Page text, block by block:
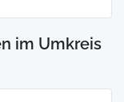
im Umkreis